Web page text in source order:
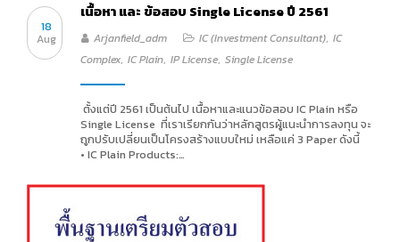
เนื้อหา และ ข้อสอบ Single License ปี 2561
18
Aug Arjanfield_adm IC (Investment Consultant), IC
Complex, IC Plain, IP License, Single License
ตั้งแต่ปี 2561 เป็นต้นไป เนื้อหาและแนวข้อสอบ IC Plain หรือ
Single License ที่เราเรียกกันว่าหลักสูตรผู้แนะนำการลงทุน จะ
ถูกปรับเปลี่ยนเป็นโครงสร้างแบบใหม่ เหลือแค่ 3 Paper ดังนี้
• IC Plain Products:…